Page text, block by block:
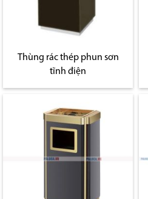
Thùng rác thép phun sơn
tĩnh điện